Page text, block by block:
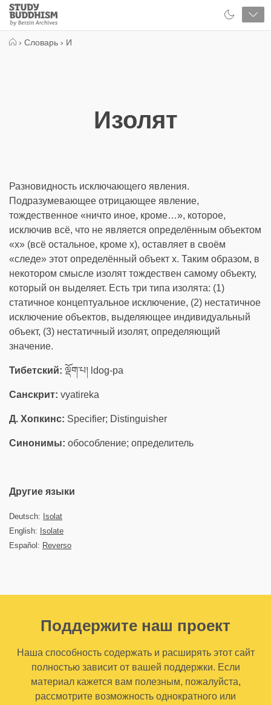
Close
Study
Buddhism
› Словарь › И
Изолят
Разновидность исключающего явления.
Подразумевающее отрицающее явление,
тождественное «ничто иное, кроме…», которое,
исключив всё, что не является определённым объектом
«x» (всё остальное, кроме x), оставляет в своём
«следе» этот определённый объект x. Таким образом, в
некотором смысле изолят тождествен самому объекту,
который он выделяет. Есть три типа изолята: (1)
статичное концептуальное исключение, (2) нестатичное
исключение объектов, выделяющее индивидуальный
объект, (3) нестатичный изолят, определяющий
значение.
Тибетский: ལྡོག་པ། ldog-pa
Санскрит: vyatireka
Д. Хопкинс: Specifier; Distinguisher
Синонимы: обособление; определитель
Другие языки
Deutsch: Isolat
English: Isolate
Español: Reverso
Поддержите наш проект
Наша способность содержать и расширять этот сайт
полностью зависит от вашей поддержки. Если
материал кажется вам полезным, пожалуйста,
рассмотрите возможность однократного или